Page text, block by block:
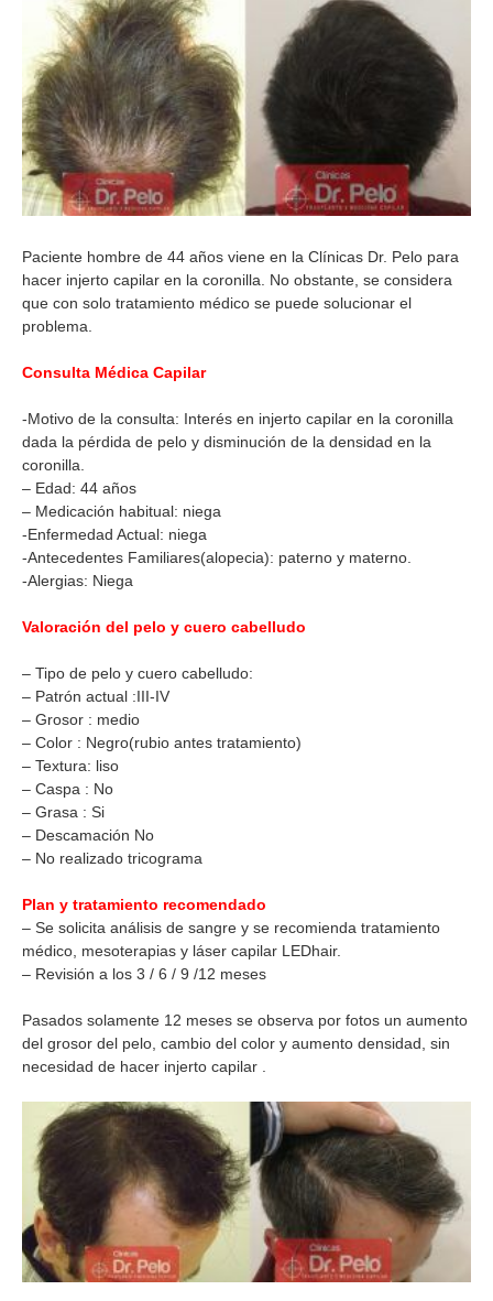
Paciente hombre de 44 años viene en la Clínicas Dr. Pelo para
hacer injerto capilar en la coronilla. No obstante, se considera
que con solo tratamiento médico se puede solucionar el
problema.
Consulta Médica Capilar
-Motivo de la consulta: Interés en injerto capilar en la coronilla
dada la pérdida de pelo y disminución de la densidad en la
coronilla.
– Edad: 44 años
– Medicación habitual: niega
-Enfermedad Actual: niega
-Antecedentes Familiares(alopecia): paterno y materno.
-Alergias: Niega
Valoración del pelo y cuero cabelludo
– Tipo de pelo y cuero cabelludo:
– Patrón actual :III-IV
– Grosor : medio
– Color : Negro(rubio antes tratamiento)
– Textura: liso
– Caspa : No
– Grasa : Si
– Descamación No
– No realizado tricograma
Plan y tratamiento recomendado
– Se solicita análisis de sangre y se recomienda tratamiento
médico, mesoterapias y láser capilar LEDhair.
– Revisión a los 3 / 6 / 9 /12 meses
Pasados solamente 12 meses se observa por fotos un aumento
del grosor del pelo, cambio del color y aumento densidad, sin
necesidad de hacer injerto capilar .